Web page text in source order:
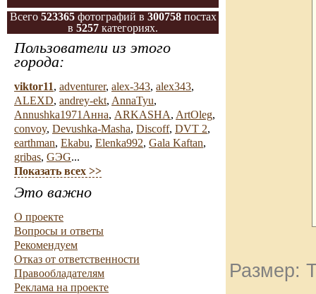
Всего 523365фотографий в 300758постах
в 5257 категориях.
Пользователи из этого
города:
viktor11, adventurer, alex-343, alex343,
ALEXD, andrey-ekt, AnnaTyu,
Annushka1971Анна, ARKASHA, ArtOleg,
convoy, Devushka-Masha, Discoff, DVT 2,
earthman, Ekabu, Elenka992, Gala Kaftan,
gribas, GЭG...
Показать всех >>
Это важно
О проекте
Вопросы и ответы
Рекомендуем
Отказ от ответственности
Правообладателям
Реклама на проекте
Размер: